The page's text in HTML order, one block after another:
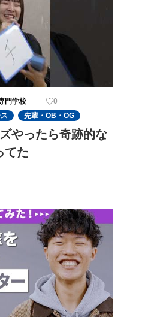
門学校
0
先輩・OB・OG
やったら奇跡的な
てた